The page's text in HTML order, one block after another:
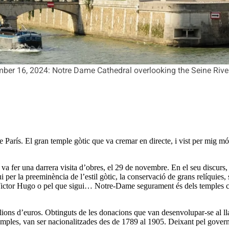
16, 2024: Notre Dame Cathedral overlooking the Seine
El gran temple gòtic que va cremar en directe, i vist per mig
fer una darrera visita d’obres, el 29 de novembre. En el seu
la preeminència de l’estil gòtic, la conservació de grans
Hugo o pel que sigui… Notre-Dame segurament és dels
d’euros. Obtinguts de les donacions que van desenvolupar-se
van ser nacionalitzades des de 1789 al 1905. Deixant pel